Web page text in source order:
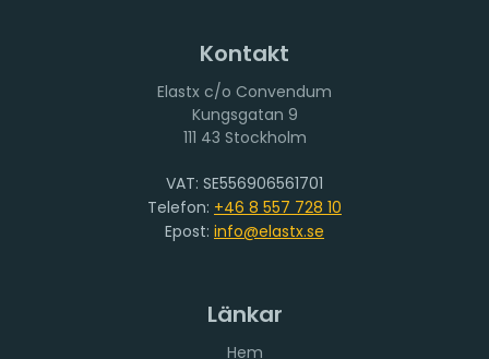
Kontakt
Elastx c/o Convendum
111 43 Stockholm
VAT: SE556906561701
Telefon: +46 8 557 728 10
Epost: info@elastx.se
Länkar
Hem